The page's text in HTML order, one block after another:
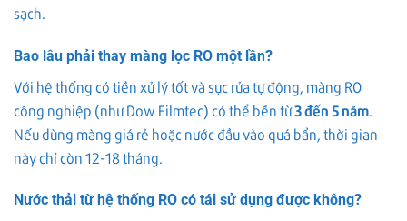
sạch.
Bao lâu phải thay màng lọc RO một lần?
Với hệ thống có tiền xử lý tốt và sục rửa tự động, màng RO
công nghiệp (như Dow Filmtec) có thể bền từ3 đến 5 năm.
Nếu dùng màng giá rẻ hoặc nước đầu vào quá bẩn, thời gian
này chỉ còn 12-18 tháng.
Nước thải từ hệ thống RO có tái sử dụng được không?